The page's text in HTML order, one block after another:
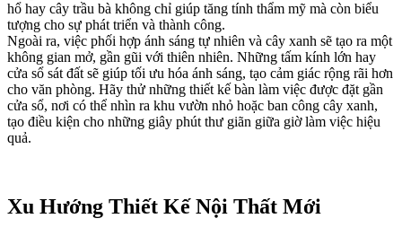
hổ hay cây trầu bà không chỉ giúp tăng tính thẩm mỹ mà còn biểu
tượng cho sự phát triển và thành công.
Ngoài ra, việc phối hợp ánh sáng tự nhiên và cây xanh sẽ tạo ra một
không gian mở, gần gũi với thiên nhiên. Những tấm kính lớn hay
cửa sổ sát đất sẽ giúp tối ưu hóa ánh sáng, tạo cảm giác rộng rãi hơn
cho văn phòng. Hãy thử những thiết kế bàn làm việc được đặt gần
cửa sổ, nơi có thể nhìn ra khu vườn nhỏ hoặc ban công cây xanh,
tạo điều kiện cho những giây phút thư giãn giữa giờ làm việc hiệu
quả.
Xu Hướng Thiết Kế Nội Thất Mới